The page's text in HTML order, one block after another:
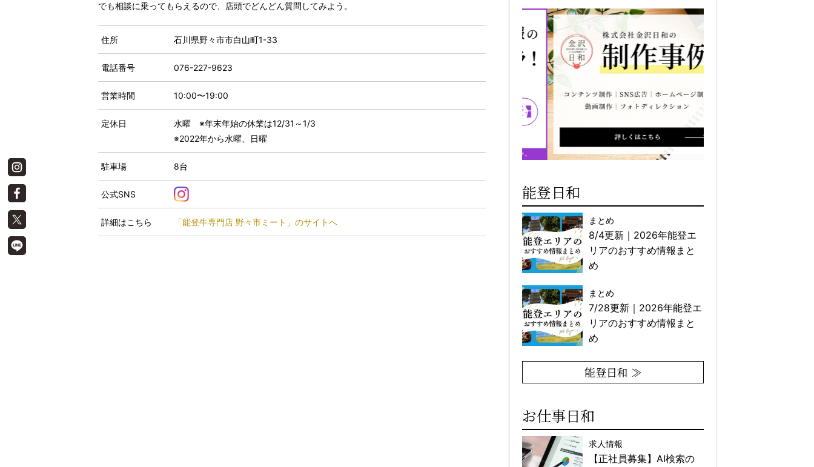
でも相談に乗ってもらえるので、店頭でどんどん質問してみよう。
住所 石川県野々市市白山町1-33
電話番号 076-227-9623
営業時間 10:00〜19:00
定休日
水曜 ※年末年始の休業は12/31～1/3
※2022年から水曜、日曜
駐車場 8台
公式SNS
詳細はこちら 「能登牛専門店 野々市ミート」のサイトへ
能登日和
まとめ
8/4更新｜2026年能登エ
リアのおすすめ情報まと
め
まとめ
7/28更新｜2026年能登エ
リアのおすすめ情報まと
め
能登日和 ≫
お仕事日和
求人情報
【正社員募集】AI検索の